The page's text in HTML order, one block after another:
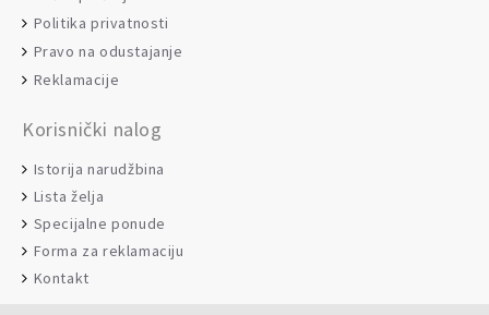
Politika privatnosti
Pravo na odustajanje
Reklamacije
Korisnički nalog
Istorija narudžbina
Lista želja
Specijalne ponude
Forma za reklamaciju
Kontakt